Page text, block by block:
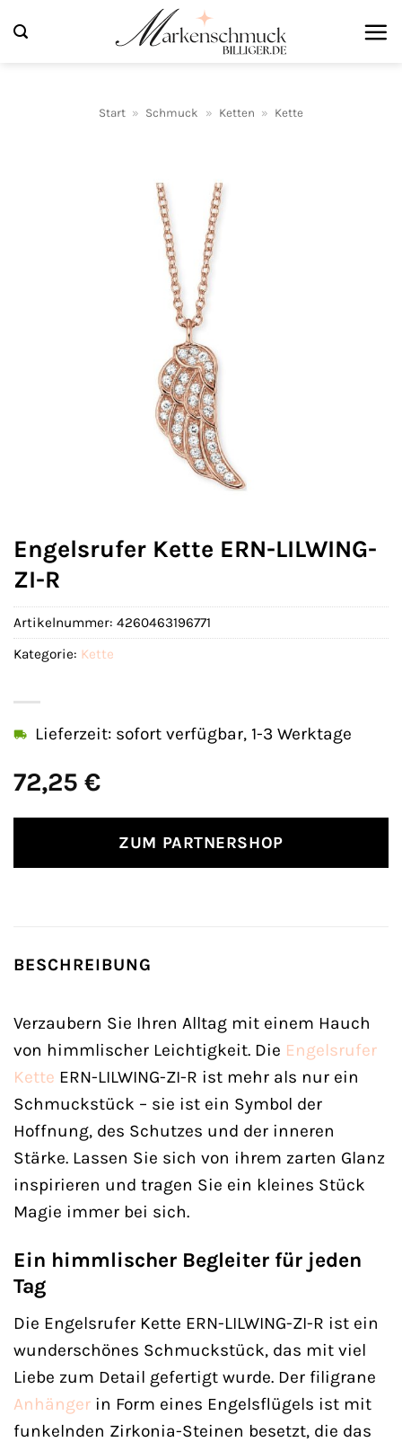
Inhalt
Start » Schmuck » Ketten » Kette
Engelsrufer Kette ERN-LILWING-
ZI-R
72,25 €
Lieferzeit: sofort verfügbar, 1-3 Werktage
ZUM PARTNERSHOP
Artikelnummer: 4260463196771
Kategorie: Kette
BESCHREIBUNG
Verzaubern Sie Ihren Alltag mit einem Hauch
von himmlischer Leichtigkeit. Die Engelsrufer
Kette ERN-LILWING-ZI-R ist mehr als nur ein
Schmuckstück – sie ist ein Symbol der
Hoffnung, des Schutzes und der inneren
Stärke. Lassen Sie sich von ihrem zarten Glanz
inspirieren und tragen Sie ein kleines Stück
Magie immer bei sich.
Ein himmlischer Begleiter für jeden
Tag
Die Engelsrufer Kette ERN-LILWING-ZI-R ist ein
wunderschönes Schmuckstück, das mit viel
Liebe zum Detail gefertigt wurde. Der filigrane
Anhänger in Form eines Engelsflügels ist mit
funkelnden Zirkonia-Steinen besetzt, die das